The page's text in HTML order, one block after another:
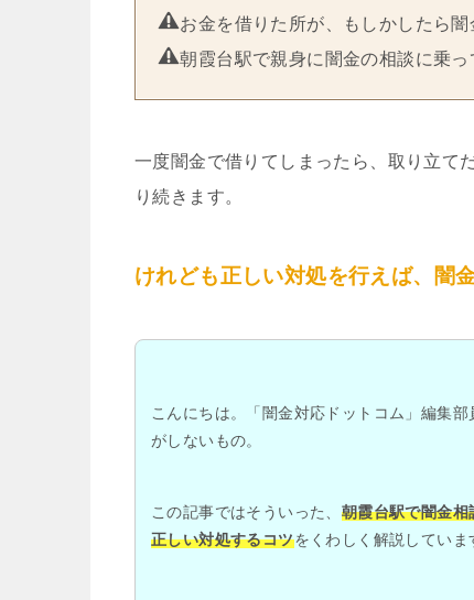
お金を借りた所が、もしかしたら
朝霞台駅で親身に闇金の相談に乗っ
一度闇金で借りてしまったら、取り立て
り続きます。
けれども正しい対処を行えば、闇
こんにちは。「闇金対応ドットコム」編集
がしないもの。
この記事ではそういった、 朝霞台駅で闇金
正しい対処するコツをくわしく解説していま